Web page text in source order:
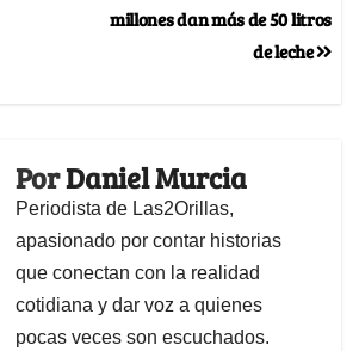
millones dan más de 50 litros
de leche
PorDaniel Murcia
Periodista de Las2Orillas,
apasionado por contar historias
que conectan con la realidad
cotidiana y dar voz a quienes
pocas veces son escuchados.